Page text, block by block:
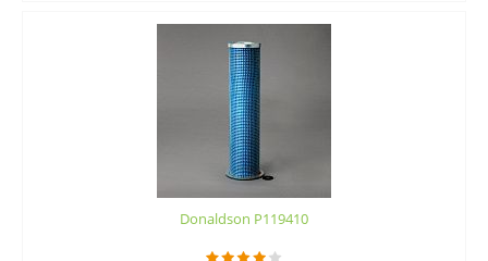
Donaldson P119410